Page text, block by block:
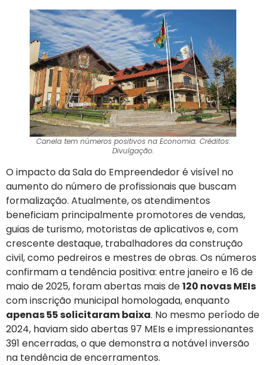
Canela tem números positivos na Economia. Créditos:
Divulgação.
O impacto da Sala do Empreendedor é visível no
aumento do número de profissionais que buscam
formalização. Atualmente, os atendimentos
beneficiam principalmente promotores de vendas,
guias de turismo, motoristas de aplicativos e, com
crescente destaque, trabalhadores da construção
civil, como pedreiros e mestres de obras. Os números
confirmam a tendência positiva: entre janeiro e 16 de
maio de 2025, foram abertas mais de120 novas MEIs
com inscrição municipal homologada, enquanto
apenas 55 solicitaram baixa. No mesmo período de
2024, haviam sido abertas 97 MEIs e impressionantes
391 encerradas, o que demonstra a notável inversão
na tendência de encerramentos.